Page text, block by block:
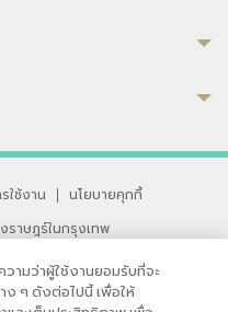
ใช้งาน |
นโยบายคุกกี้
ราษฎร์ในกรุงเทพ
ทพ 10110 ประเทศไทย
การใช้เว็บไซต์ของเรา
ามว่าผู้ใช้งานยอมรับที่จะ
ง ๆ ดังต่อไปนี้ เพื่อให้